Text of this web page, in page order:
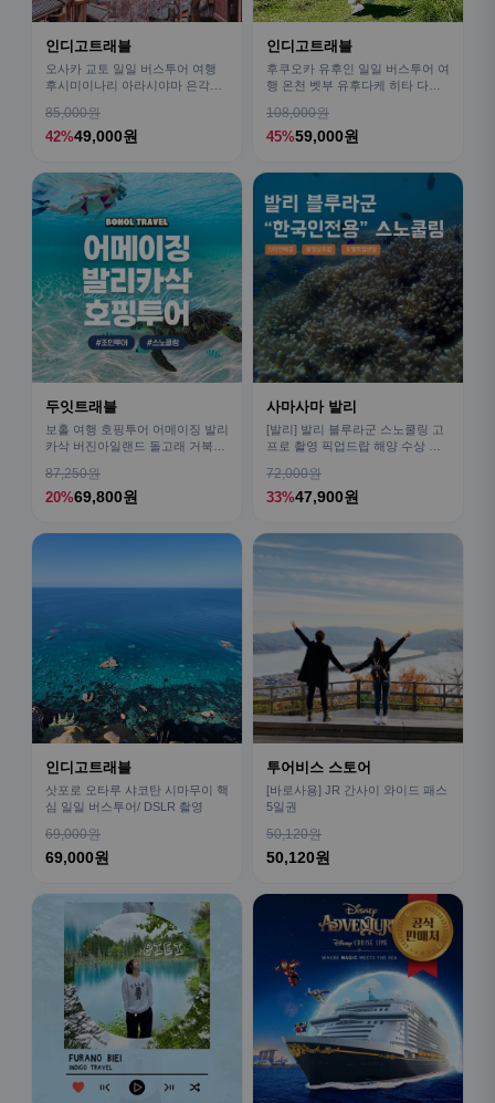
인디고트래블
오사카 교토 일일 버스투어 여행
후시미이나리 아라시야마 은각사
85,000원
42%49,000원
인디고트래블
후쿠오카 유후인 일일 버스투어 여
행 온천 벳부 유후다케 히타 다자
108,000원
45%59,000원
두잇트래블
보홀 여행 호핑투어 어메이징 발리
카삭 버진아일랜드 돌고래 거북이
87,250원
20%69,800원
사마사마 발리
[발리] 발리 블루라군 스노쿨링 고
프로 촬영 픽업드랍 해양 수상 액
72,000원
33%47,900원
인디고트래블
삿포로 오타루 샤코탄 시마무이 핵
심 일일 버스투어/ DSLR 촬영
69,000원
69,000원
투어비스 스토어
[바로사용] JR 간사이 와이드 패스
5일권
50,120원
50,120원